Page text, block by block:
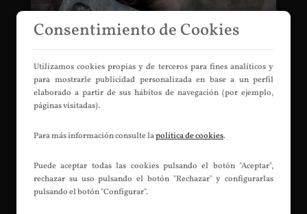
Martillos Israelitas
israelitas
Consentimiento de Cookies
Utilizamos cookies propias y de terceros para fines analíticos y
para mostrarle publicidad personalizada en base a un perfil
elaborado a partir de sus hábitos de navegación (por ejemplo,
páginas visitadas).
Para más información consulte lapolítica de cookies.
Puede aceptar todas las cookies pulsando el botón "Aceptar",
rechazar su uso pulsando el botón "Rechazar" y configurarlas
pulsando el botón "Configurar".